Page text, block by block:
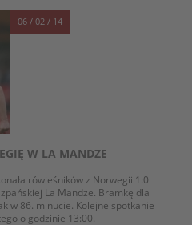
06 / 02 / 14
W LA MANDZE
rówieśników z Norwegii 1:0
La Mandze. Bramkę dla
w 86. minucie. Kolejne spotkanie
o godzinie 13:00.